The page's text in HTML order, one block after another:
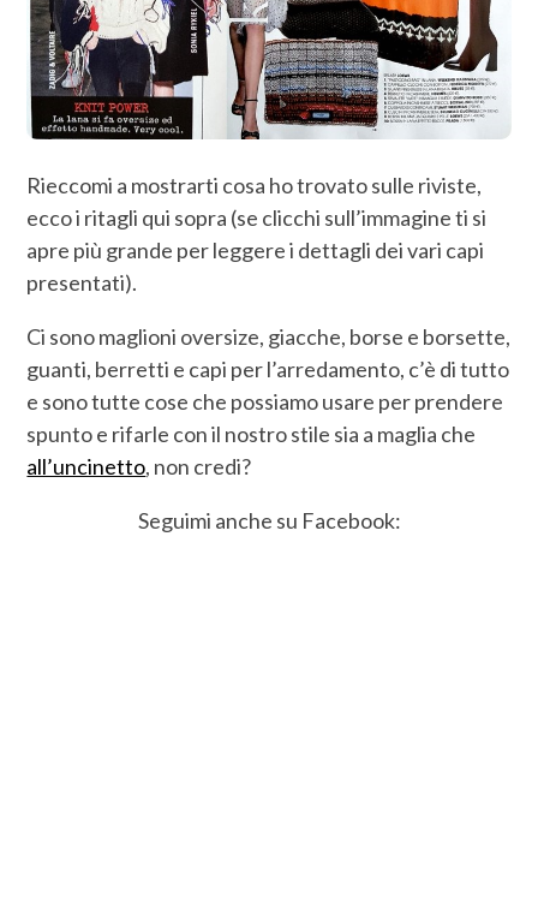
Rieccomi a mostrarti cosa ho trovato sulle riviste,
ecco i ritagli qui sopra (se clicchi sull’immagine ti si
apre più grande per leggere i dettagli dei vari capi
presentati).
Ci sono maglioni oversize, giacche, borse e borsette,
guanti, berretti e capi per l’arredamento, c’è di tutto
e sono tutte cose che possiamo usare per prendere
spunto e rifarle con il nostro stile sia a maglia che
all’uncinetto, non credi?
Seguimi anche su Facebook: